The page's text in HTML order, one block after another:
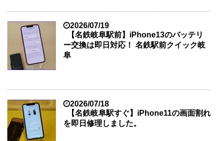
2026/07/19
【名鉄岐阜駅前】iPhone13のバッテリ
ー交換は即日対応！ 名鉄駅前クイック岐
阜
2026/07/18
【名鉄岐阜駅すぐ】iPhone11の画面割れ
を即日修理しました。